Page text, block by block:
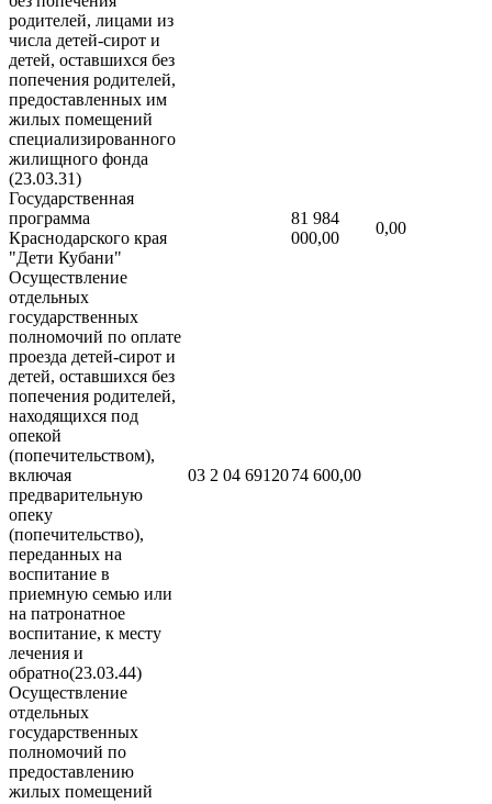
родителей, лицами из
числа детей-сирот и
детей, оставшихся без
попечения родителей,
предоставленных им
жилых помещений
специализированного
жилищного фонда
(23.03.31)
Государственная
программа
Краснодарского края
"Дети Кубани"
81 984
000,00
0,00
Осуществление
отдельных
государственных
полномочий по оплате
проезда детей-сирот и
детей, оставшихся без
попечения родителей,
находящихся под
опекой
(попечительством),
включая
предварительную
опеку
(попечительство),
переданных на
воспитание в
приемную семью или
на патронатное
воспитание, к месту
лечения и
обратно(23.03.44)
03 2 04 6912074 600,00
Осуществление
отдельных
государственных
полномочий по
предоставлению
жилых помещений